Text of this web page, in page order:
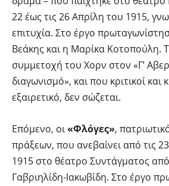
22 έως τις 26 Απρίλη του 1915,
επιτυχία. Στο έργο
Βεάκης και η Μαρίκα Κοτοπούλη.
συμμετοχή του Χορν στον «Γ’
διαγωνισμό», και που κριτικοί και
εξαιρετικό, δεν σώζεται.
Επόμενο, οι«Φλόγες»,
πράξεων, που ανεβαίνει από τις
1915 στο θέατρο Συντάγματος
Γαβριηλίδη-Ιακωβίδη. Στο έργο